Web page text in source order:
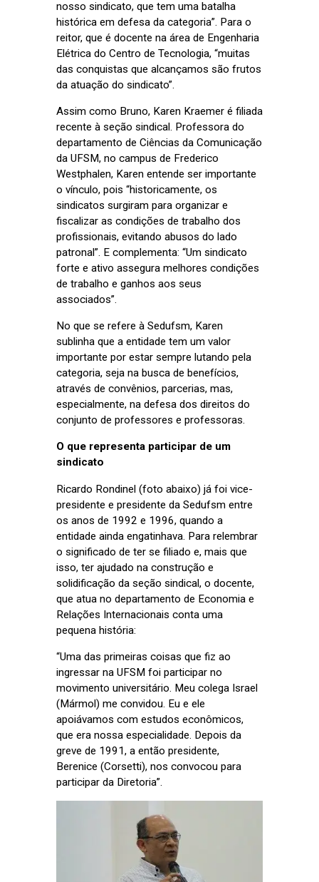
nosso sindicato, que tem uma batalha
histórica em defesa da categoria”. Para o
reitor, que é docente na área de Engenharia
Elétrica do Centro de Tecnologia, “muitas
das conquistas que alcançamos são frutos
da atuação do sindicato”.
Assim como Bruno, Karen Kraemer é filiada
recente à seção sindical. Professora do
departamento de Ciências da Comunicação
da UFSM, no campus de Frederico
Westphalen, Karen entende ser importante
o vínculo, pois “historicamente, os
sindicatos surgiram para organizar e
fiscalizar as condições de trabalho dos
profissionais, evitando abusos do lado
patronal”. E complementa: “Um sindicato
forte e ativo assegura melhores condições
de trabalho e ganhos aos seus
associados”.
No que se refere à Sedufsm, Karen
sublinha que a entidade tem um valor
importante por estar sempre lutando pela
categoria, seja na busca de benefícios,
através de convênios, parcerias, mas,
especialmente, na defesa dos direitos do
conjunto de professores e professoras.
O que representa participar de um
sindicato
Ricardo Rondinel (foto abaixo) já foi vice-
presidente e presidente da Sedufsm entre
os anos de 1992 e 1996, quando a
entidade ainda engatinhava. Para relembrar
o significado de ter se filiado e, mais que
isso, ter ajudado na construção e
solidificação da seção sindical, o docente,
que atua no departamento de Economia e
Relações Internacionais conta uma
pequena história:
“Uma das primeiras coisas que fiz ao
ingressar na UFSM foi participar no
movimento universitário. Meu colega Israel
(Mármol) me convidou. Eu e ele
apoiávamos com estudos econômicos,
que era nossa especialidade. Depois da
greve de 1991, a então presidente,
Berenice (Corsetti), nos convocou para
participar da Diretoria”.